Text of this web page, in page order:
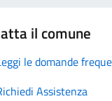
il comune
le domande
Assistenza